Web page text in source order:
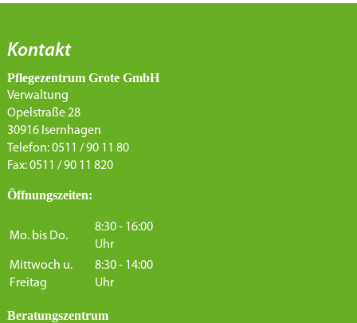
Kontakt
Pflegezentrum Grote GmbH
Verwaltung
Opelstraße 28
30916 Isernhagen
Telefon: 0511 / 90 11 80
Fax: 0511 / 90 11 820
Öffnungszeiten:
Mo. bis Do.
8:30 - 16:00
Uhr
Mittwoch u.
Freitag
8:30 - 14:00
Uhr
Beratungszentrum